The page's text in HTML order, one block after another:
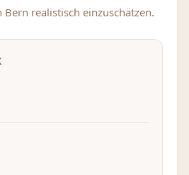
Bern realistisch einzuschätzen.